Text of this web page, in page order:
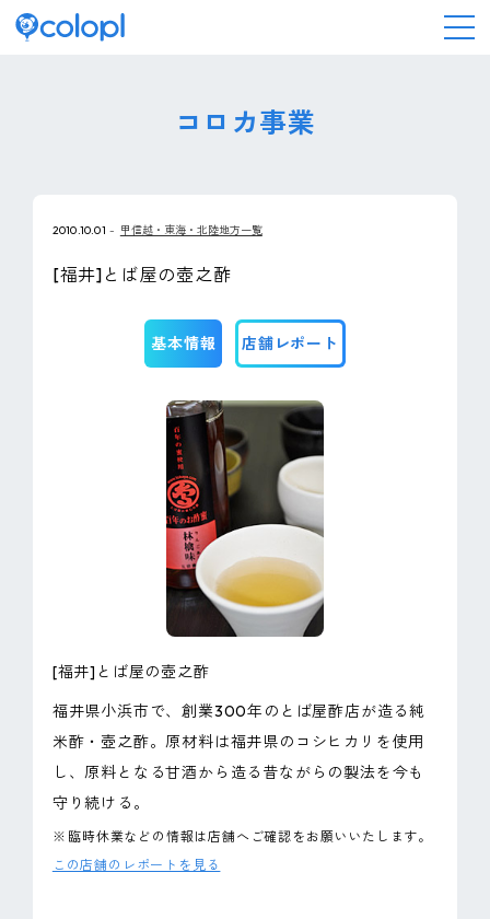
コロカ事業
2010.10.01 甲信越・東海・北陸地方一覧
[福井]とば屋の壺之酢
基本情報 店舗レポート
[福井]とば屋の壺之酢
福井県小浜市で、創業300年のとば屋酢店が造る純
米酢・壺之酢。原材料は福井県のコシヒカリを使用
し、原料となる甘酒から造る昔ながらの製法を今も
守り続ける。
※ 臨時休業などの情報は店舗へご確認をお願いいたします。
この店舗のレポートを見る